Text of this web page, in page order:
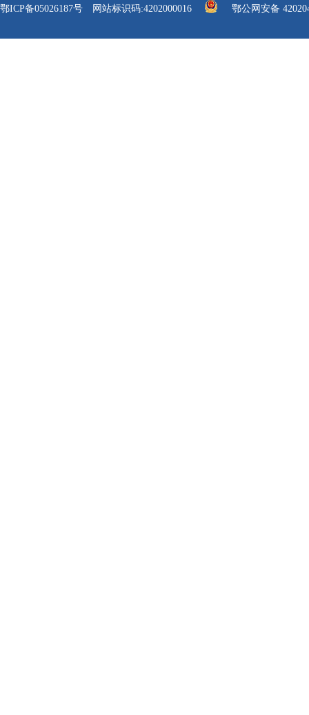
鄂ICP备05026187号 网站标识码:4202000016 鄂公网安备